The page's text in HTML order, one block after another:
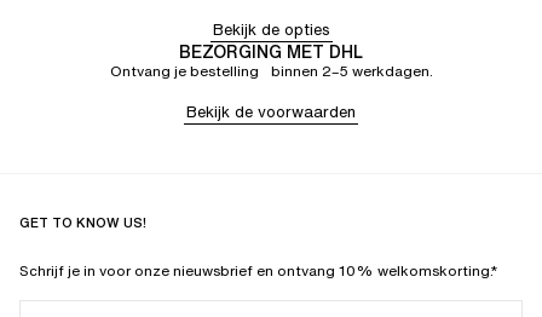
Bekijk de opties
BEZORGING MET DHL
Ontvang je bestelling binnen 2–5 werkdagen.
Bekijk de voorwaarden
GET TO KNOW US!
Schrijf je in voor onze nieuwsbrief en ontvang 10% welkomskorting.*